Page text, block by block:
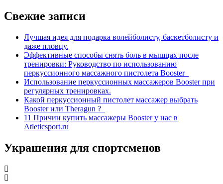
Свежие записи
Лучшая идея для подарка волейболисту, баскетболисту и
даже пловцу.
Эффективные способы снять боль в мышцах после
тренировки: Руководство по использованию
перкуссионного массажного пистолета Booster
Использование перкуссионных массажеров Booster при
регулярных тренировках.
Какой перкуссионный пистолет массажер выбрать
Booster или Theragun ?
11 Причин купить массажеры Booster у нас в
Atleticsport.ru
Украшения для спортсменов